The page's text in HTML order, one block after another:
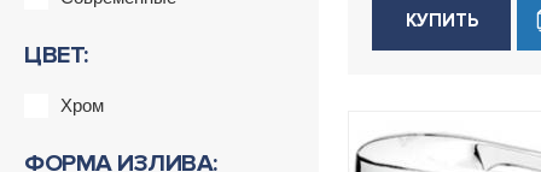
ЦВЕТ:
Хром
ФОРМА ИЗЛИВА:
КУПИТЬ